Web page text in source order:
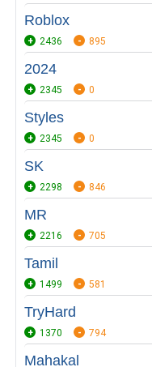
Roblox
2436 895
2024
2345 0
Styles
2345 0
SK
2298 846
MR
2216 705
Tamil
1499 581
TryHard
1370 794
Mahakal